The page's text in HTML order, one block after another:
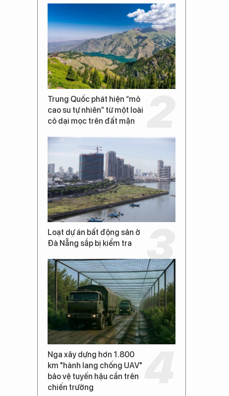
Trung Quốc phát hiện “mỏ
cao su tự nhiên” từ một loài
cỏ dại mọc trên đất mặn
Loạt dự án bất động sản ở
Đà Nẵng sắp bị kiểm tra
Nga xây dựng hơn 1.800
km "hành lang chống UAV"
bảo vệ tuyến hậu cần trên
chiến trường